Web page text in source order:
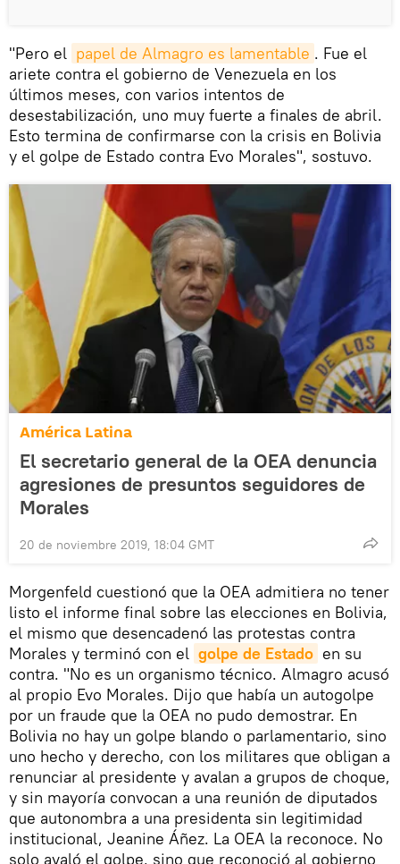
"Pero el papel de Almagro es lamentable . Fue el
ariete contra el gobierno de Venezuela en los
últimos meses, con varios intentos de
desestabilización, uno muy fuerte a finales de abril.
Esto termina de confirmarse con la crisis en Bolivia
y el golpe de Estado contra Evo Morales", sostuvo.
América Latina
El secretario general de la OEA denuncia
agresiones de presuntos seguidores de
Morales
20 de noviembre 2019, 18:04 GMT
Morgenfeld cuestionó que la OEA admitiera no tener
listo el informe final sobre las elecciones en Bolivia,
el mismo que desencadenó las protestas contra
Morales y terminó con el golpe de Estado en su
contra. "No es un organismo técnico. Almagro acusó
al propio Evo Morales. Dijo que había un autogolpe
por un fraude que la OEA no pudo demostrar. En
Bolivia no hay un golpe blando o parlamentario, sino
uno hecho y derecho, con los militares que obligan a
renunciar al presidente y avalan a grupos de choque,
y sin mayoría convocan a una reunión de diputados
que autonombra a una presidenta sin legitimidad
institucional, Jeanine Áñez. La OEA la reconoce. No
solo avaló el golpe, sino que reconoció al gobierno